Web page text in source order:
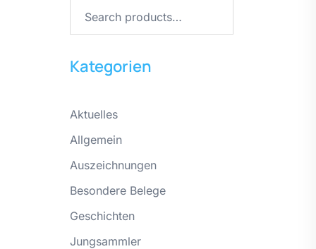
for:
Kategorien
Aktuelles
Allgemein
Auszeichnungen
Besondere Belege
Geschichten
Jungsammler